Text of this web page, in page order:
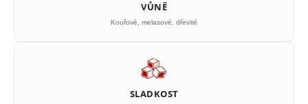
VŮNĚ
Kouřové, melasové, dřevité
SLADKOST